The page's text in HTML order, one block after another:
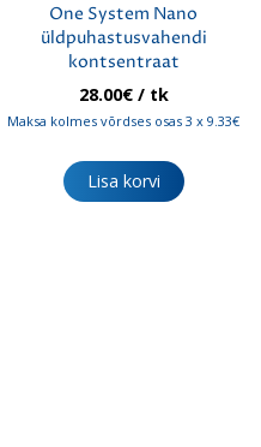
One System Nano
üldpuhastusvahendi
kontsentraat
28.00€/ tk
Maksa kolmes võrdses osas 3 x 9.33€
Lisa korvi